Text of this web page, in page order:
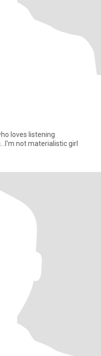
loves listening
not materialistic girl